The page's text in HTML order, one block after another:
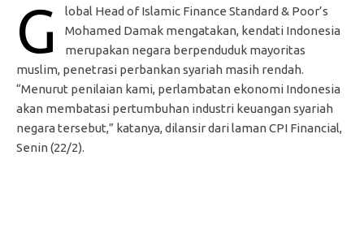
G
lobal Head of Islamic Finance Standard & Poor’s
Mohamed Damak mengatakan, kendati Indonesia
merupakan negara berpenduduk mayoritas
muslim, penetrasi perbankan syariah masih rendah.
“Menurut penilaian kami, perlambatan ekonomi Indonesia
akan membatasi pertumbuhan industri keuangan syariah
negara tersebut,” katanya, dilansir dari laman CPI Financial,
Senin (22/2).